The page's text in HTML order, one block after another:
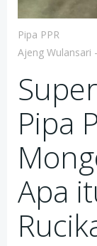
Pipa PPR
Ajeng Wulansari -
Pipa
Apa